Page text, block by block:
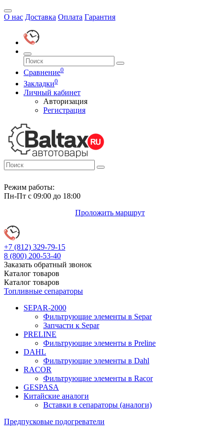
О нас Доставка Оплата Гарантия
Сравнение0
Закладки0
Личный кабинет
Авторизация
Регистрация
Режим работы:
Пн-Пт с 09:00 до 18:00
Проложить маршрут
+7 (812) 329-79-15
8 (800) 200-53-40
Заказать обратный звонок
Каталог товаров
Каталог товаров
Топливные сепараторы
SEPAR-2000
Фильтрующие элементы в Separ
Запчасти к Separ
PRELINE
Фильтрующие элементы в Preline
DAHL
Фильтрующие элементы в Dahl
RACOR
Фильтрующие элементы в Racor
GESPASA
Китайские аналоги
Вставки в сепараторы (аналоги)
Предпусковые подогреватели